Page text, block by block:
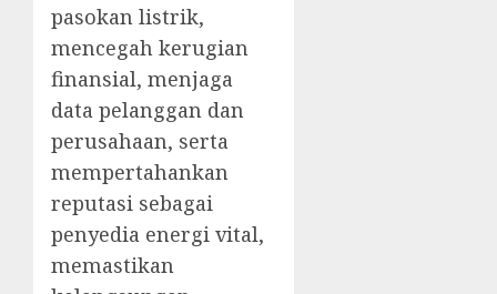
pasokan listrik,
mencegah kerugian
finansial, menjaga
data pelanggan dan
perusahaan, serta
mempertahankan
reputasi sebagai
penyedia energi vital,
memastikan